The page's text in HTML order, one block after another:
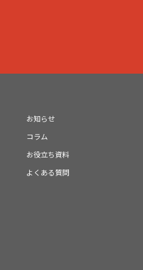
お知らせ
コラム
お役立ち資料
よくある質問